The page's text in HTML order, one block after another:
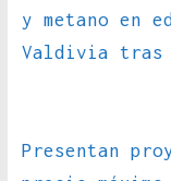
y metano en
Valdivia tras
Presentan